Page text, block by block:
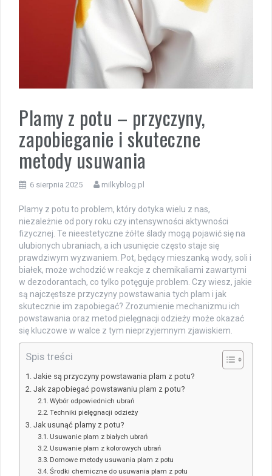
Plamy z potu – przyczyny,
zapobieganie i skuteczne
metody usuwania
6 sierpnia 2025 milkyblog.pl
Plamy z potu to problem, który dotyka wielu z nas,
niezależnie od pory roku czy intensywności aktywności
fizycznej. Te nieestetyczne żółte ślady mogą pojawić się na
ulubionych ubraniach, a ich usunięcie często staje się
prawdziwym wyzwaniem. Pot, będący mieszanką wody, soli i
białek, może wchodzić w reakcje z chemikaliami zawartymi
w dezodorantach, co tylko potęguje problem. Czy wiesz, jakie
są najczęstsze przyczyny powstawania tych plam i jak
skutecznie im zapobiegać? Zrozumienie mechanizmu ich
powstawania oraz metod pielęgnacji odzieży może okazać
się kluczowe w walce z tym nieprzyjemnym zjawiskiem.
Spis treści
Jakie są przyczyny powstawania plam z potu?
Jak zapobiegać powstawaniu plam z potu?
Wybór odpowiednich ubrań
Techniki pielęgnacji odzieży
Jak usunąć plamy z potu?
Usuwanie plam z białych ubrań
Usuwanie plam z kolorowych ubrań
Domowe metody usuwania plam z potu
Środki chemiczne do usuwania plam z potu